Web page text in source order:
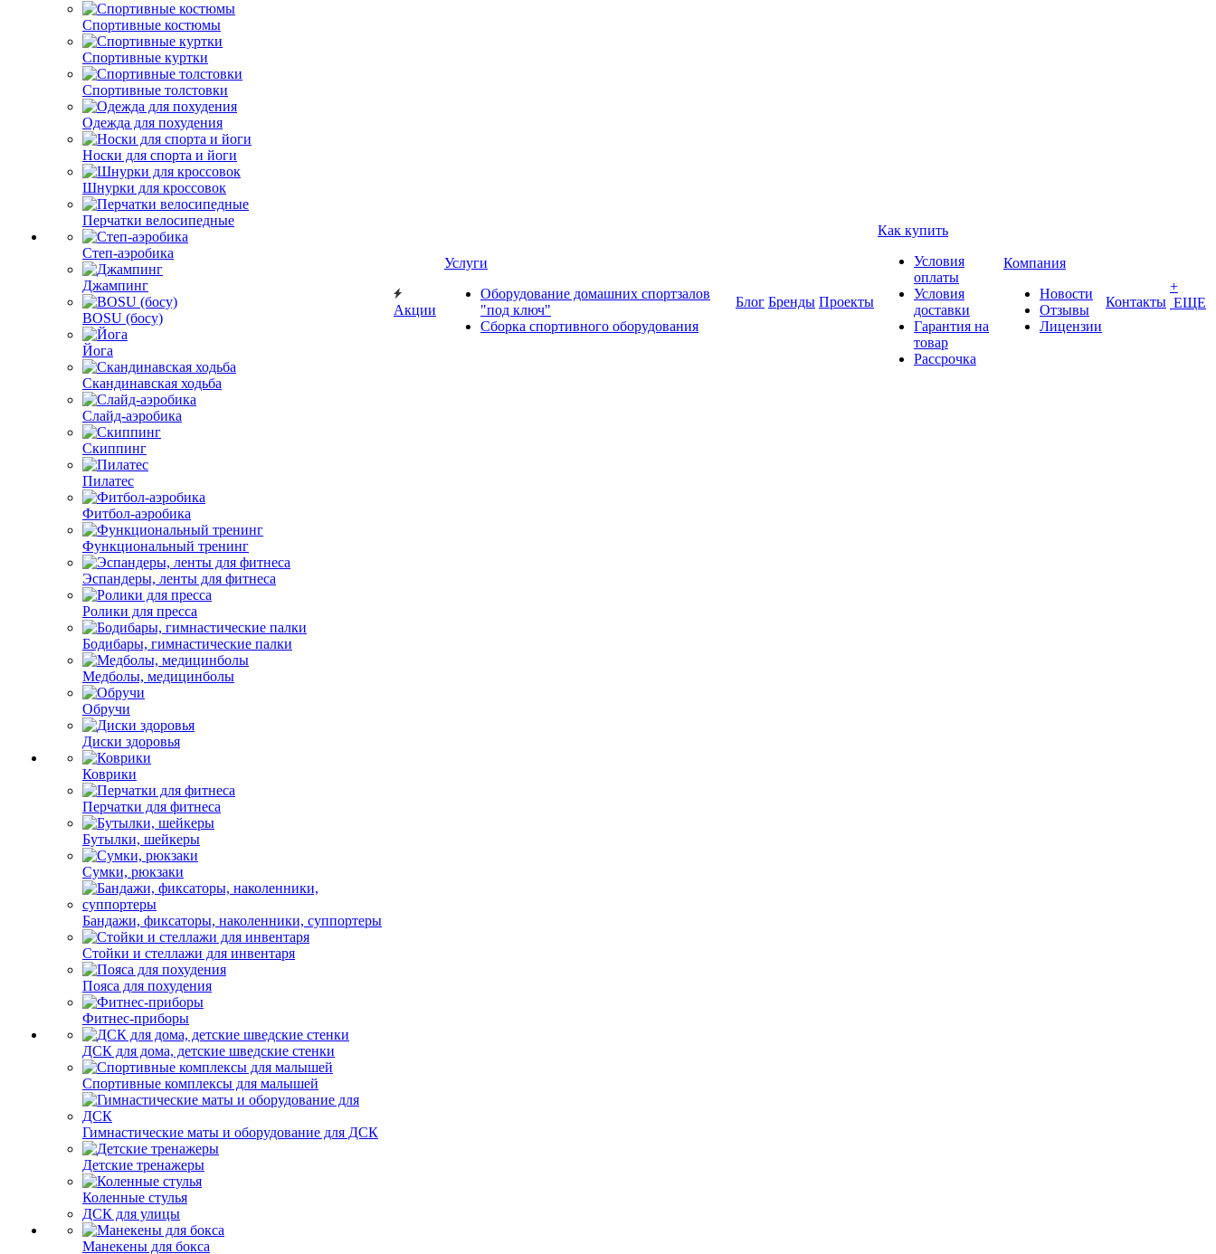
Спортивные костюмы
Спортивные куртки
Спортивные толстовки
Одежда для похудения
Носки для спорта и йоги
Шнурки для кроссовок
Перчатки велосипедные
Степ-аэробика
Джампинг
BOSU (босу)
Йога
Скандинавская ходьба
Слайд-аэробика
Скиппинг
Пилатес
Фитбол-аэробика
Функциональный тренинг
Эспандеры, ленты для фитнеса
Ролики для пресса
Бодибары, гимнастические палки
Медболы, медицинболы
Обручи
Диски здоровья
Коврики
Перчатки для фитнеса
Бутылки, шейкеры
Сумки, рюкзаки
Бандажи, фиксаторы, наколенники, суппортеры
Стойки и стеллажи для инвентаря
Пояса для похудения
Фитнес-приборы
ДСК для дома, детские шведские стенки
Спортивные комплексы для малышей
Гимнастические маты и оборудование для ДСК
Детские тренажеры
Коленные стулья
ДСК для улицы
Манекены для бокса
Акции
Услуги
Оборудование домашних спортзалов
"под ключ"
Сборка спортивного оборудования
Блог Бренды Проекты
Как купить
Условия
оплаты
Условия
доставки
Гарантия на
товар
Рассрочка
Компания
Новости
Отзывы
Лицензии
Контакты
+
ЕЩЕ